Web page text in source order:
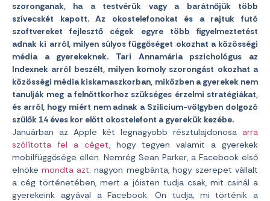
szoronganak, ha a testvérük vagy a barátnőjük több
szívecskét kapott. Az okostelefonokat és a rajtuk futó
szoftvereket fejlesztő cégek egyre több figyelmeztetést
adnak ki arról, milyen súlyos függőséget okozhat a közösségi
média a gyerekeknek. Tari Annamária pszichológus az
Indexnek arról beszélt, milyen komoly szorongást okozhat a
közösségi média kiskamaszkorban, miközben a gyerekek nem
tanulják meg a felnőttkorhoz szükséges érzelmi stratégiákat,
és arról, hogy miért nem adnak a Szilícium-völgyben dolgozó
szülők 14 éves kor előtt okostelefont a gyerekük kezébe.
Januárban az Apple két legnagyobb résztulajdonosa arra
szólította fel a céget, hogy tegyen valamit a gyerekek
mobilfüggősége ellen. Nemrég Sean Parker, a Facebook első
elnökemondta azt: nagyon megbánta, hogy szerepet vállalt
a cég történetében, mert a jóisten tudja csak, mit csinál a
gyerekeink agyával a Facebook. Ön tudja, mi történik a